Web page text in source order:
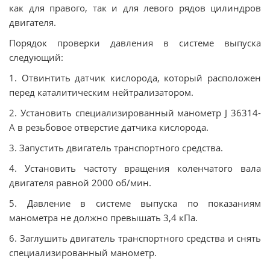
как для правого, так и для левого рядов цилиндров
двигателя.
Порядок проверки давления в системе выпуска
следующий:
1. Отвинтить датчик кислорода, который расположен
перед каталитическим нейтрализатором.
2. Установить специализированный манометр J 36314-
А в резьбовое отверстие датчика кислорода.
3. Запустить двигатель транспортного средства.
4. Установить частоту вращения коленчатого вала
двигателя равной 2000 об/мин.
5. Давление в системе выпуска по показаниям
манометра не должно превышать 3,4 кПа.
6. Заглушить двигатель транспортного средства и снять
специализированный манометр.